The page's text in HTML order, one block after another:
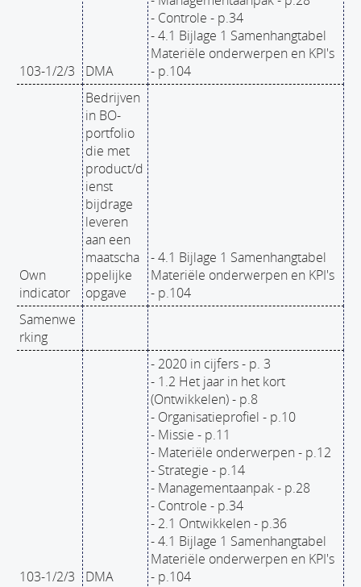
103-1/2/3 DMA
- Controle - p.34
- 4.1 Bijlage 1 Samenhangtabel
Materiële onderwerpen en KPI's
- p.104
Own
indicator
Bedrijven
in BO-
portfolio
die met
product/d
ienst
bijdrage
leveren
aan een
maatscha
ppelijke
opgave
- 4.1 Bijlage 1 Samenhangtabel
Materiële onderwerpen en KPI's
- p.104
Samenwe
rking
103-1/2/3 DMA
- 2020 in cijfers - p. 3
- 1.2 Het jaar in het kort
(Ontwikkelen) - p.8
- Organisatieprofiel - p.10
- Missie - p.11
- Materiële onderwerpen - p.12
- Strategie - p.14
- Managementaanpak - p.28
- Controle - p.34
- 2.1 Ontwikkelen - p.36
- 4.1 Bijlage 1 Samenhangtabel
Materiële onderwerpen en KPI's
- p.104